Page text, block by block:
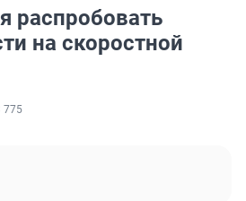
распробовать
на скоростной
775